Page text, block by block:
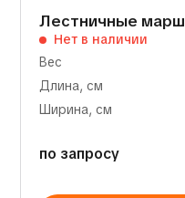
Лестничные
Нет в наличии
Вес
Длина, см
Ширина, см
по запросу